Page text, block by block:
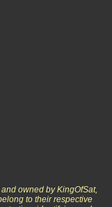
owned by KingOfSat,
to their respective